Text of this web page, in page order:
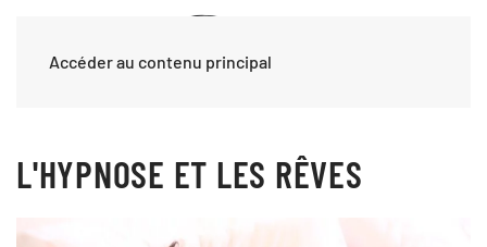
Accéder au contenu principal
L'HYPNOSE ET LES RÊVES